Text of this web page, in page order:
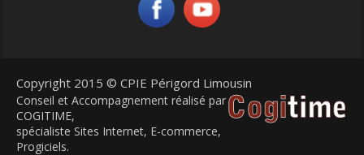
Copyright 2015 © CPIE Périgord Limousin
Conseil et Accompagnement réalisé par
COGITIME,
spécialiste Sites Internet, E-commerce,
Progiciels.